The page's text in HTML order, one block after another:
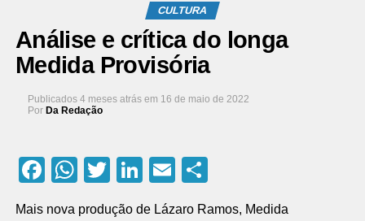
CULTURA
Análise e crítica do longa
Medida Provisória
Publicados 4 meses atrás em 16 de maio de 2022
Por Da Redação
Facebook
WhatsApp
Twitter
LinkedIn
EmailCompartilhar
Mais nova produção de Lázaro Ramos, Medida